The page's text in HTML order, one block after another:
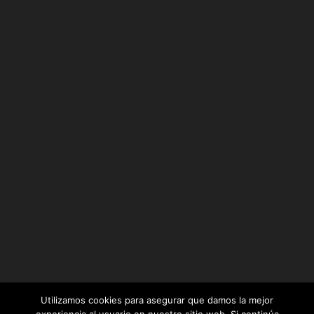
Utilizamos cookies para asegurar que damos la mejor